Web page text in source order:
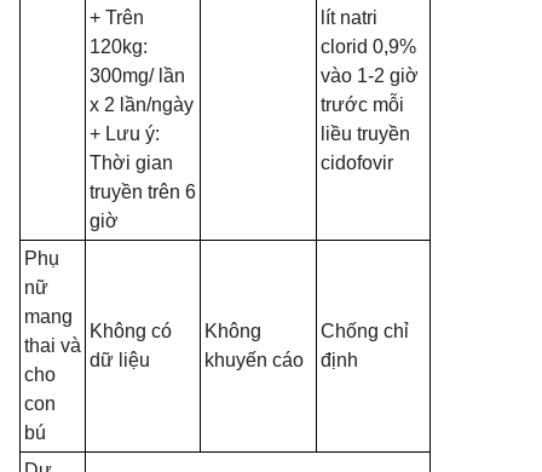
+ Trên
120kg:
300mg/ lần
x 2 lần/ngày
+ Lưu ý:
Thời gian
truyền trên 6
giờ
lít natri
clorid 0,9%
vào 1-2 giờ
trước mỗi
liều truyền
cidofovir
Phụ
nữ
mang
thai và
cho
con
bú
Không có
dữ liệu
Không
khuyến cáo
Chống chỉ
định